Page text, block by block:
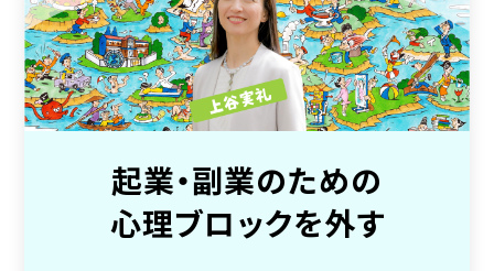
起業・副業のための
心理ブロックを外す